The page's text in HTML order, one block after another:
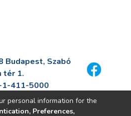
Budapest, Szabó
tér 1.
1-411-5000
fszek.hu
personal information for the
Preferences,